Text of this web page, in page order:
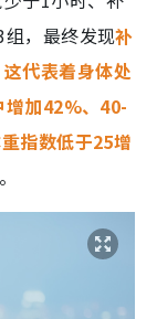
，最终发现补
代表着身体处
加42%、40-
指数低于25增
。